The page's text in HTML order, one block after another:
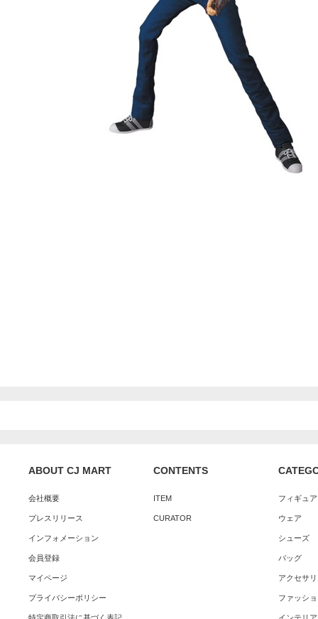
ABOUT CJ MART
会社概要
プレスリリース
インフォメーション
会員登録
マイページ
プライバシーポリシー
CONTENTS
ITEM
CURATOR
フィギュ
ウェア
シューズ
バッグ
アクセサ
ファッシ